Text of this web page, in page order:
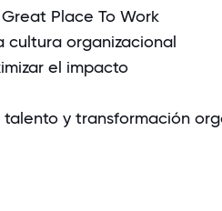
Place To Work
cultura organizacional
el impacto
y transformación